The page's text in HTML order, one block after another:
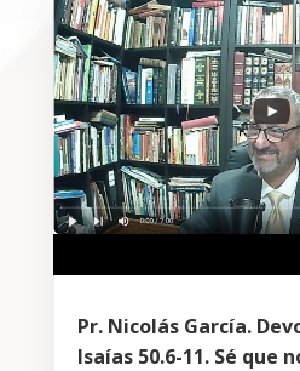
Pr. Nicolás García.
Isaías 50.6-11. Sé que